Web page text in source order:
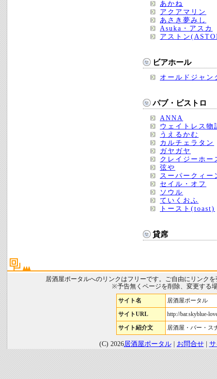
あかね
アクアマリン
あさき夢みし
Asuka・アスカ
アストン
ビアホール
オールドジャン
パブ・ビストロ
ANNA
ウェイトレス物
うえるかむ
カルチェラタン
ガヤガヤ
クレイジーホー
弦や
スーパークィー
セイル・オフ
ソウル
ていくおふ
トースト(toast)
貸席
居酒屋ポータルへのリンクはフリーです。ご自由にリンク
※予告無くページを削除、変更する
サイト名 居酒屋ポータル
サイトURL http://bar.skyblue-
サイト紹介文 居酒屋・バー・ス
(C) 2026居酒屋ポータル| お問合せ|